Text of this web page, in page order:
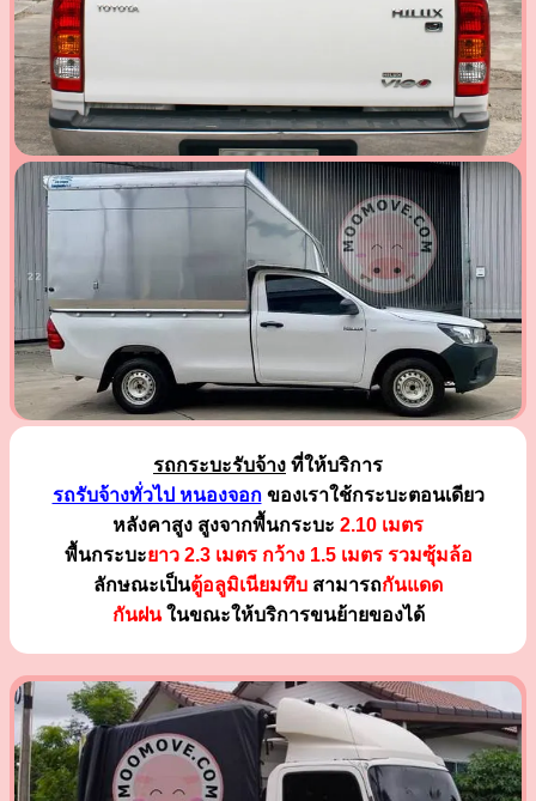
รถกระบะรับจ้าง ที่ให้บริการ
รถรับจ้างทั่วไป หนองจอกของเราใช้กระบะตอนเดียว
หลังคาสูง สูงจากพื้นกระบะ 2.10 เมตร
พื้นกระบะยาว 2.3 เมตร กว้าง 1.5 เมตร รวมซุ้มล้อ
ลักษณะเป็นตู้อลูมิเนียมทึบ สามารถกันแดด
กันฝนในขณะให้บริการขนย้ายของได้